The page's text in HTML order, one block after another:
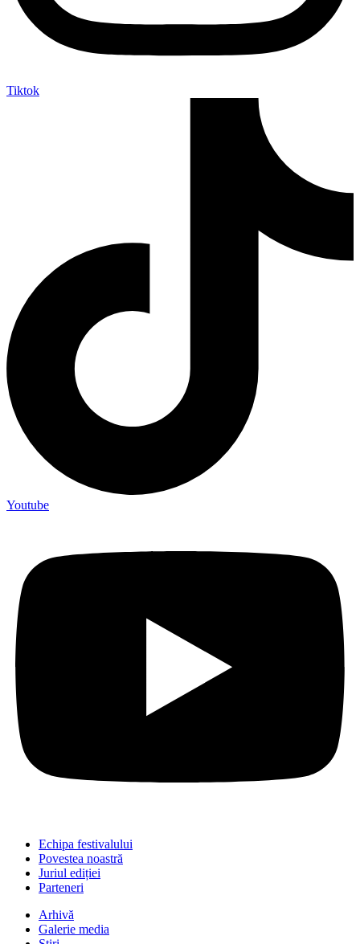
Tiktok
Youtube
Echipa festivalului
Povestea noastră
Juriul ediției
Parteneri
Arhivă
Galerie media